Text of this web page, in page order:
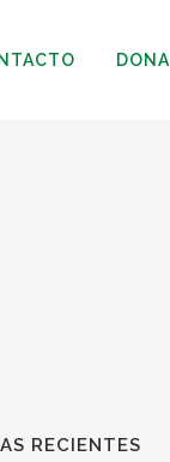
DONA
RECIENTES